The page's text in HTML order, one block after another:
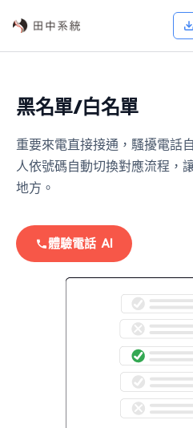
黑名單/白名單
重要來電直接接通，騷擾電話
人依號碼自動切換對應流程，
地方。
體驗電話 AI